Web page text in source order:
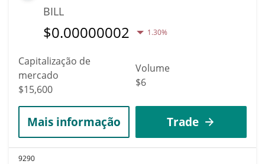
BILL
$0.00000002 1.30%
Capitalização de
mercado
$15,600
Volume
$6
Mais informação Trade
9290